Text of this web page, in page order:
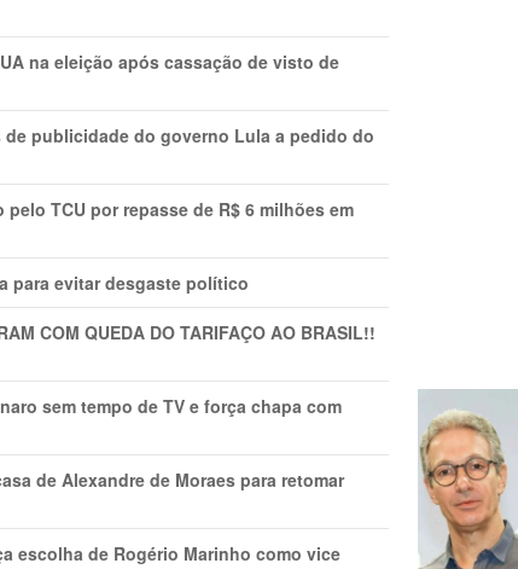
na eleição após cassação de visto de
publicidade do governo Lula a pedido do
TCU por repasse de R$ 6 milhões em
para evitar desgaste político
COM QUEDA DO TARIFAÇO AO BRASIL!!
sem tempo de TV e força chapa com
de Alexandre de Moraes para retomar
escolha de Rogério Marinho como vice